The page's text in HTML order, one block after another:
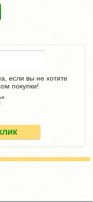
если вы не хотите
покупки!